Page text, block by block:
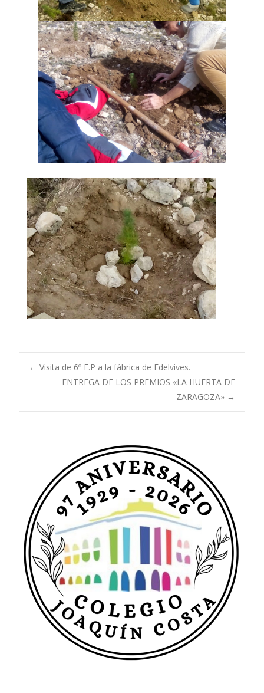
Navegación
de
entradas
← Visita de 6º E.P a la fábrica de Edelvives.
ENTREGA DE LOS PREMIOS «LA HUERTA DE
ZARAGOZA» →